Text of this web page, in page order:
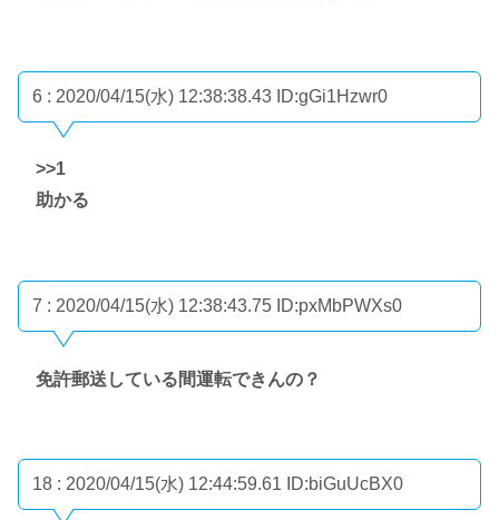
6 : 2020/04/15(水) 12:38:38.43 ID:gGi1Hzwr0
>>1
助かる
7 : 2020/04/15(水) 12:38:43.75 ID:pxMbPWXs0
免許郵送している間運転できんの？
18 : 2020/04/15(水) 12:44:59.61 ID:biGuUcBX0